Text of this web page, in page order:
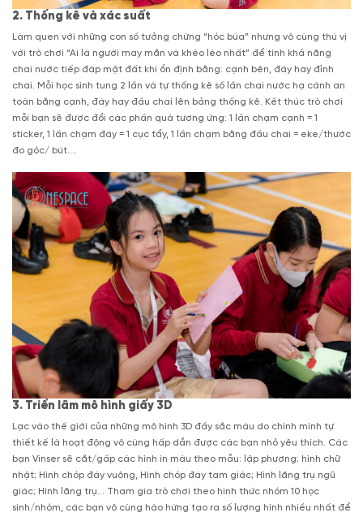
2. Thống kê và xác suất
Làm quen với những con số tưởng chừng “hóc búa” nhưng vô cùng thú vị
với trò chơi “Ai là người may mắn và khéo léo nhất” để tính khả năng
chai nước tiếp đáp mặt đất khi ổn định bằng: cạnh bên, đáy hay đỉnh
chai. Mỗi học sinh tung 2 lần và tự thống kê số lần chai nước hạ cánh an
toàn bằng cạnh, đáy hay đầu chai lên bảng thống kê. Kết thúc trò chơi
mỗi bạn sẽ được đổi các phần quà tương ứng: 1 lần chạm cạnh = 1
sticker, 1 lần chạm đáy = 1 cục tẩy, 1 lần chạm bằng đầu chai = eke/thước
đo góc/ bút….
3. Triển lãm mô hình giấy 3D
Lạc vào thế giới của những mô hình 3D đầy sắc màu do chính mình tự
thiết kế là hoạt động vô cùng hấp dẫn được các bạn nhỏ yêu thích. Các
bạn Vinser sẽ cắt/gấp các hình in màu theo mẫu: lập phương; hình chữ
nhật; Hình chóp đáy vuông, Hình chóp đáy tam giác; Hình lăng trụ ngũ
giác; Hình lăng trụ… Tham gia trò chơi theo hình thức nhóm 10 học
sinh/nhóm, các bạn vô cùng hào hứng tạo ra số lượng hình nhiều nhất để